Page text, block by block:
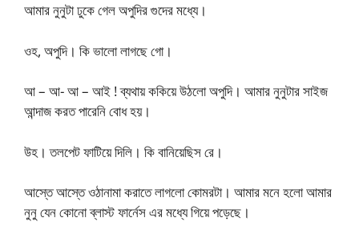
আমার নুনুটা ঢুকে গেল অপুদির গুদের মধ্যে।
ওহ, অপুদি। কি ভালো লাগছে গো।
আ – আ- আ – আই ! ব্যথায় ককিয়ে উঠলো অপুদি। আমার নুনুটার সাইজ
আন্দাজ করত পারেনি বোধ হয়।
উহ। তলপেট ফাটিয়ে দিলি। কি বানিয়েছিস রে।
আস্তে আস্তে ওঠানামা করাতে লাগলো কোমরটা। আমার মনে হলো আমার
নুনু যেন কোনো ব্লাস্ট ফার্নেস এর মধ্যে গিয়ে পড়েছে।